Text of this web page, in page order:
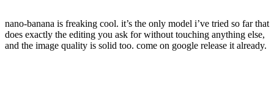
nano-banana is freaking cool. it’s the only model i’ve tried so far that
does exactly the editing you ask for without touching anything else,
and the image quality is solid too. come on google release it already.